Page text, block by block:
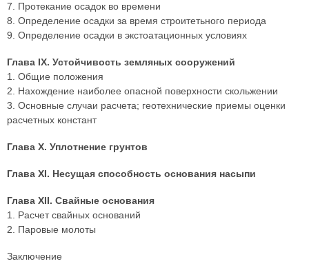
7. Протекание осадок во времени
8. Определение осадки за время строитетьного периода
9. Определение осадки в экстоатационных условиях
Глава IX. Устойчивость земляных сооружений
1. Общие положения
2. Нахождение наиболее опасной поверхности скольжении
3. Основные случаи расчета; геотехнические приемы оценки
расчетных констант
Глава X. Уплотнение грунтов
Глава XI. Несущая способность основания насыпи
Глава XII. Свайные основания
1. Расчет свайных оснований
2. Паровые молоты
Заключение